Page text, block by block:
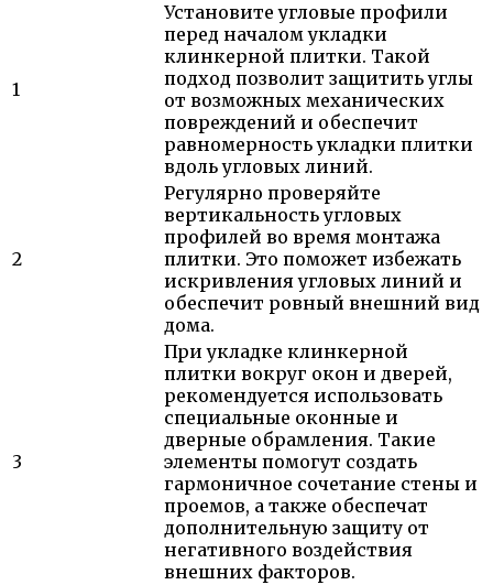
1
Установите угловые профили
перед началом укладки
клинкерной плитки. Такой
подход позволит защитить углы
от возможных механических
повреждений и обеспечит
равномерность укладки плитки
вдоль угловых линий.
2
Регулярно проверяйте
вертикальность угловых
профилей во время монтажа
плитки. Это поможет избежать
искривления угловых линий и
обеспечит ровный внешний вид
дома.
3
При укладке клинкерной
плитки вокруг окон и дверей,
рекомендуется использовать
специальные оконные и
дверные обрамления. Такие
элементы помогут создать
гармоничное сочетание стены и
проемов, а также обеспечат
дополнительную защиту от
негативного воздействия
внешних факторов.